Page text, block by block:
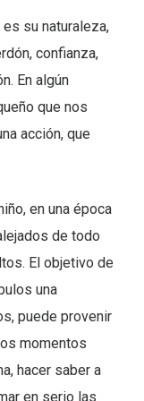
su naturaleza,
confianza,
En algún
que nos
acción, que
en una época
de todo
El objetivo de
una
puede provenir
momentos
hacer saber a
en serio las